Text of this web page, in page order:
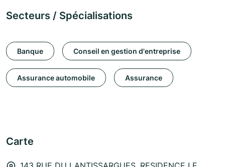
Secteurs / Spécialisations
Banque Conseil en gestion d'entreprise
Assurance automobile Assurance
Carte